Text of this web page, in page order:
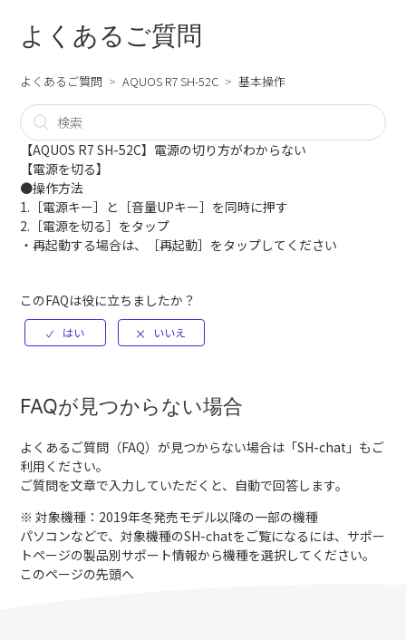
よくあるご質問
よくあるご質問 AQUOS R7 SH-52C 基本操作
【AQUOS R7 SH-52C】電源の切り方がわからない
【電源を切る】
●操作方法
1.［電源キー］と［音量UPキー］を同時に押す
2.［電源を切る］をタップ
・再起動する場合は、［再起動］をタップしてください
このFAQは役に立ちましたか？
FAQが見つからない場合
よくあるご質問（FAQ）が見つからない場合は「SH-chat 」もご
利用ください。
ご質問を文章で入力していただくと、自動で回答します。
※ 対象機種：2019年冬発売モデル以降の一部の機種
パソコンなどで、対象機種のSH-chatをご覧になるには、サポー
トページの製品別サポート情報から機種を選択してください。
このページの先頭へ